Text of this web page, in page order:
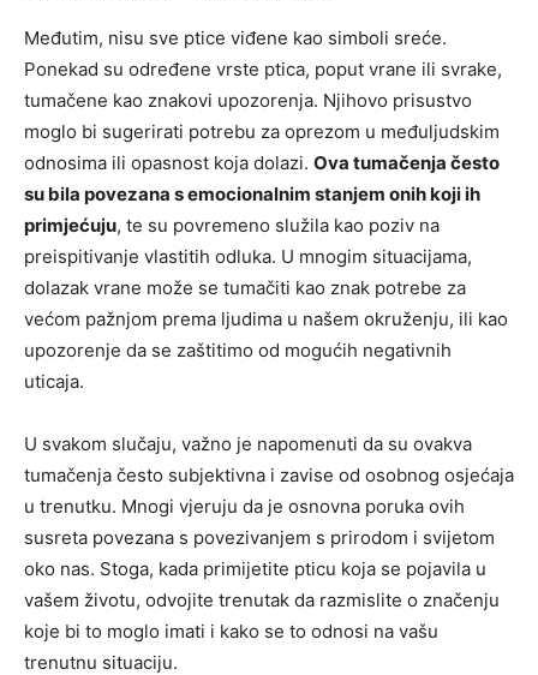
Međutim, nisu sve ptice viđene kao simboli sreće.
Ponekad su određene vrste ptica, poput vrane ili svrake,
tumačene kao znakovi upozorenja. Njihovo prisustvo
moglo bi sugerirati potrebu za oprezom u međuljudskim
odnosima ili opasnost koja dolazi. Ova tumačenja često
su bila povezana s emocionalnim stanjem onih koji ih
primjećuju, te su povremeno služila kao poziv na
preispitivanje vlastitih odluka. U mnogim situacijama,
dolazak vrane može se tumačiti kao znak potrebe za
većom pažnjom prema ljudima u našem okruženju, ili kao
upozorenje da se zaštitimo od mogućih negativnih
uticaja.
U svakom slučaju, važno je napomenuti da su ovakva
tumačenja često subjektivna i zavise od osobnog osjećaja
u trenutku. Mnogi vjeruju da je osnovna poruka ovih
susreta povezana s povezivanjem s prirodom i svijetom
oko nas. Stoga, kada primijetite pticu koja se pojavila u
vašem životu, odvojite trenutak da razmislite o značenju
koje bi to moglo imati i kako se to odnosi na vašu
trenutnu situaciju.